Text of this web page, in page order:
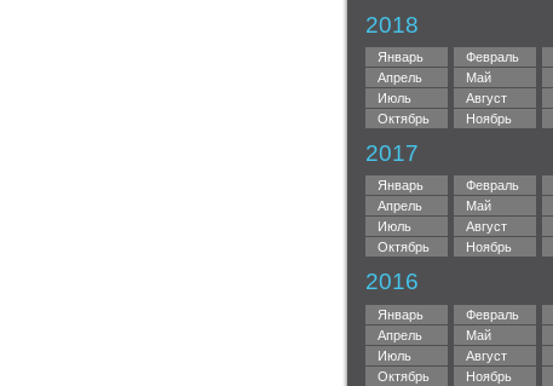
2018
Январь Февраль
Апрель
Май
Июль
Август
Октябрь
Ноябрь
2017
Январь Февраль
Апрель
Май
Июль
Август
Октябрь
Ноябрь
2016
Январь Февраль
Апрель
Май
Июль
Август
Октябрь
Ноябрь